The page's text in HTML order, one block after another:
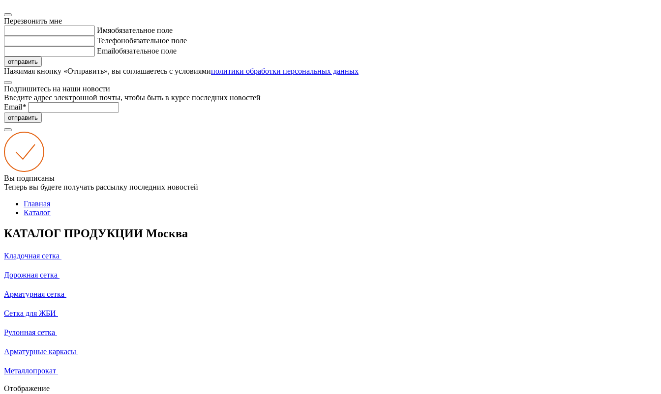
Перезвонить мне
Имяобязательное поле
Телефонобязательное поле
Emailобязательное поле
отправить
Нажимая кнопку «Отправить», вы соглашаетесь с условиямиполитики обработки персональных данных
Подпишитесь на наши новости
Введите адрес электронной почты, чтобы быть в курсе последних новостей
Email*
отправить
Вы подписаны
Теперь вы будете получать рассылку последних новостей
Главная
Каталог
КАТАЛОГ ПРОДУКЦИИ Москва
Кладочная сетка
Дорожная сетка
Арматурная сетка
Сетка для ЖБИ
Рулонная сетка
Арматурные каркасы
Металлопрокат
Отображение